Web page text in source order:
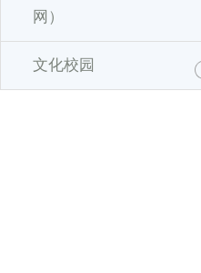
网）
文化校园